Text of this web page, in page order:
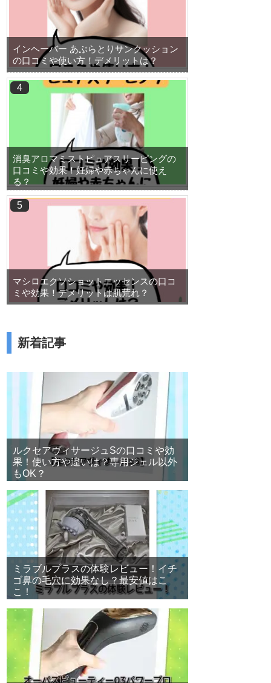
インヘーバー あぶらとりサンクッション
の口コミや使い方！デメリットは？
消臭アロマミストピュアスリーピングの
口コミや効果！妊婦や赤ちゃんに使え
る？
マシロエクソショットエッセンスの口コ
ミや効果！デメリットは肌荒れ？
新着記事
ルクセアヴィサージュSの口コミや効
果！使い方や違いは？専用ジェル以外
もOK？
ミラブルプラスの体験レビュー！イチ
ゴ鼻の毛穴に効果なし？最安値はこ
こ！